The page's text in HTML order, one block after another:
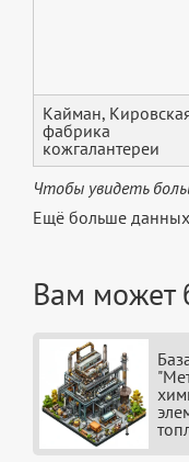
Кайман,
фабрика
кожгалантереи
Чтобы увидеть
Ещё больше
Вам может